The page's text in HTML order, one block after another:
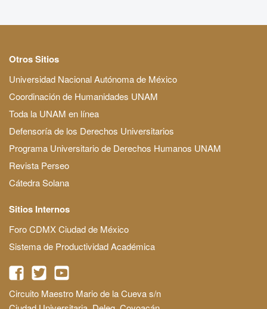
Otros Sitios
Universidad Nacional Autónoma de México
Coordinación de Humanidades UNAM
Toda la UNAM en línea
Defensoría de los Derechos Universitarios
Programa Universitario de Derechos Humanos UNAM
Revista Perseo
Cátedra Solana
Sitios Internos
Foro CDMX Ciudad de México
Sistema de Productividad Académica
Circuito Maestro Mario de la Cueva s/n